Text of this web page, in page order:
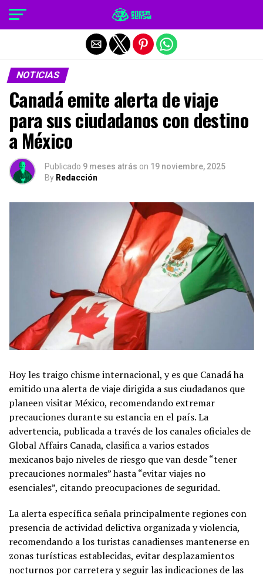
NOTICIAS
Canadá emite alerta de viaje
para sus ciudadanos con destino
a México
Publicado 9 meses atrás on 19 noviembre, 2025
By Redacción
Hoy les traigo chisme internacional, y es que Canadá ha
emitido una alerta de viaje dirigida a sus ciudadanos que
planeen visitar México, recomendando extremar
precauciones durante su estancia en el país. La
advertencia, publicada a través de los canales oficiales de
Global Affairs Canada, clasifica a varios estados
mexicanos bajo niveles de riesgo que van desde “tener
precauciones normales” hasta “evitar viajes no
esenciales”, citando preocupaciones de seguridad.
La alerta específica señala principalmente regiones con
presencia de actividad delictiva organizada y violencia,
recomendando a los turistas canadienses mantenerse en
zonas turísticas establecidas, evitar desplazamientos
nocturnos por carretera y seguir las indicaciones de las
Salir de la versión móvil